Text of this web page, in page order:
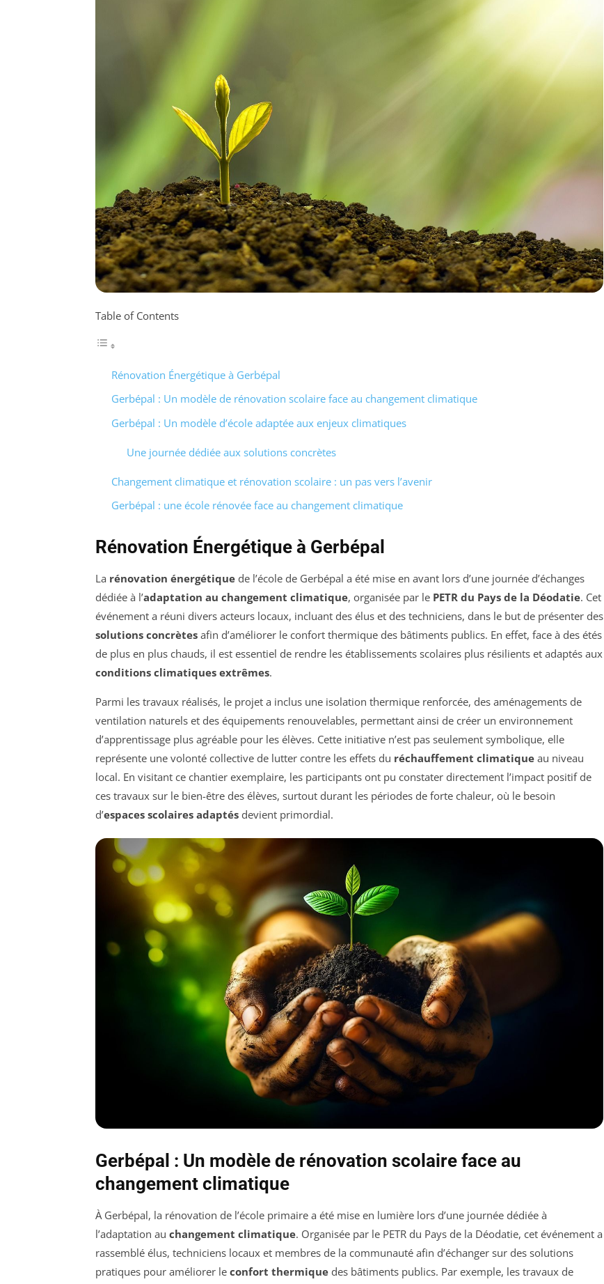
Table of Contents
Rénovation Énergétique à Gerbépal
Gerbépal : Un modèle de rénovation scolaire face au changement climatique
Gerbépal : Un modèle d’école adaptée aux enjeux climatiques
Une journée dédiée aux solutions concrètes
Changement climatique et rénovation scolaire : un pas vers l’avenir
Gerbépal : une école rénovée face au changement climatique
Rénovation Énergétique à Gerbépal
La rénovation énergétique de l’école de Gerbépal a été mise en avant lors d’une journée d’échanges
dédiée à l’adaptation au changement climatique, organisée par le PETR du Pays de la Déodatie. Cet
événement a réuni divers acteurs locaux, incluant des élus et des techniciens, dans le but de présenter des
solutions concrètes afin d’améliorer le confort thermique des bâtiments publics. En effet, face à des étés
de plus en plus chauds, il est essentiel de rendre les établissements scolaires plus résilients et adaptés aux
conditions climatiques extrêmes.
Parmi les travaux réalisés, le projet a inclus une isolation thermique renforcée, des aménagements de
ventilation naturels et des équipements renouvelables, permettant ainsi de créer un environnement
d’apprentissage plus agréable pour les élèves. Cette initiative n’est pas seulement symbolique, elle
représente une volonté collective de lutter contre les effets du réchauffement climatique au niveau
local. En visitant ce chantier exemplaire, les participants ont pu constater directement l’impact positif de
ces travaux sur le bien-être des élèves, surtout durant les périodes de forte chaleur, où le besoin
d’espaces scolaires adaptés devient primordial.
Gerbépal : Un modèle de rénovation scolaire face au
changement climatique
À Gerbépal, la rénovation de l’école primaire a été mise en lumière lors d’une journée dédiée à
l’adaptation au changement climatique. Organisée par le PETR du Pays de la Déodatie, cet événement a
rassemblé élus, techniciens locaux et membres de la communauté afin d’échanger sur des solutions
pratiques pour améliorer le confort thermique des bâtiments publics. Par exemple, les travaux de